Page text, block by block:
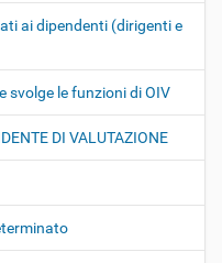
ai dipendenti (dirigenti e
svolge le funzioni di OIV
DI VALUTAZIONE